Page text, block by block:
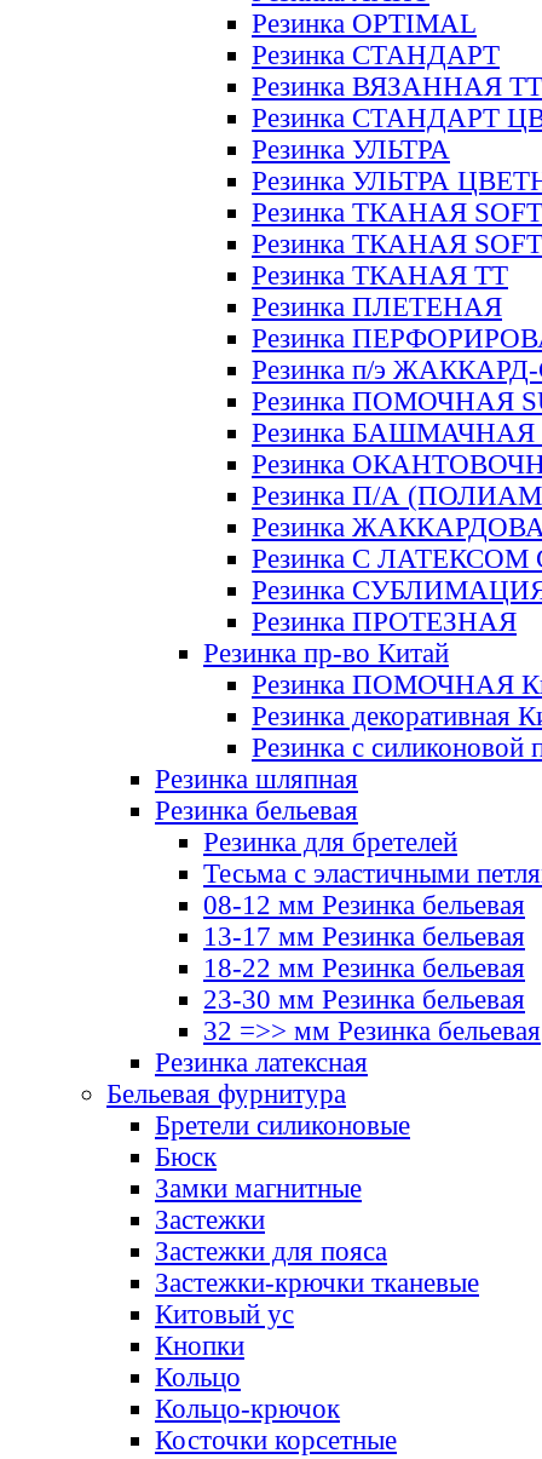
Резинка OPTIMAL
Резинка СТАНДАРТ
Резинка ВЯЗАННАЯ ТТ
Резинка СТАНДАРТ
Резинка УЛЬТРА
Резинка УЛЬТРА
Резинка ТКАНАЯ SOFT
Резинка ТКАНАЯ
Резинка ТКАНАЯ ТТ
Резинка ПЛЕТЕНАЯ
Резинка
Резинка п/э
Резинка ПОМОЧНАЯ
Резинка БАШМАЧНАЯ
Резинка
Резинка П/А
Резинка
Резинка С ЛАТЕКСОМ
Резинка
Резинка ПРОТЕЗНАЯ
Резинка пр-во Китай
Резинка ПОМОЧНАЯ
Резинка декоративная
Резинка с силиконовой
Резинка шляпная
Резинка бельевая
Резинка для бретелей
Тесьма с эластичными
08-12 мм Резинка бельевая
13-17 мм Резинка бельевая
18-22 мм Резинка бельевая
23-30 мм Резинка бельевая
32 =>> мм Резинка бельевая
Резинка латексная
Бельевая фурнитура
Бретели силиконовые
Бюск
Замки магнитные
Застежки
Застежки для пояса
Застежки-крючки тканевые
Китовый ус
Кнопки
Кольцо
Кольцо-крючок
Косточки корсетные